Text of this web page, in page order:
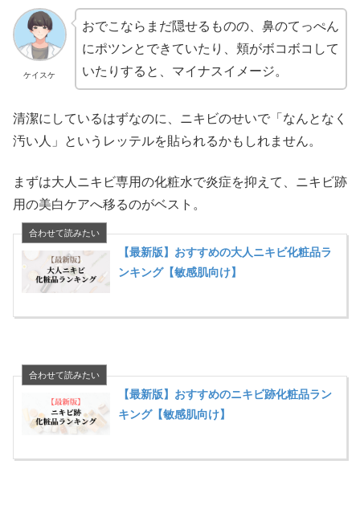
ケイスケ
おでこならまだ隠せるものの、鼻のてっぺん
にポツンとできていたり、頬がボコボコして
いたりすると、マイナスイメージ。
清潔にしているはずなのに、ニキビのせいで「なんとなく
汚い人」というレッテルを貼られるかもしれません。
まずは大人ニキビ専用の化粧水で炎症を抑えて、ニキビ跡
用の美白ケアへ移るのがベスト。
【最新版】おすすめの大人ニキビ化粧品ラ
ンキング【敏感肌向け】
【最新版】おすすめのニキビ跡化粧品ラン
キング【敏感肌向け】